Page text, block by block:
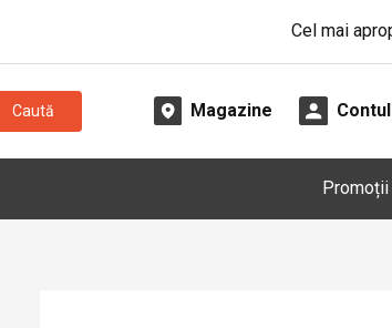
Cel mai
Caută Magazine
Promoții